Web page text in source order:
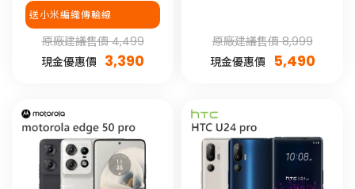
送小米編織傳輸線
原廠建議售價 4,499
現金優惠價 3,390
原廠建議售價 8,999
現金優惠價
5,490